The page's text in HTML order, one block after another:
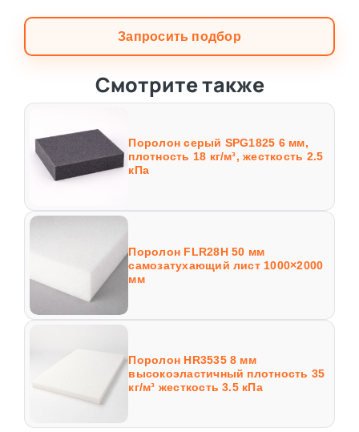
Запросить подбор
Смотрите также
Поролон серый SPG1825 6 мм,
плотность 18 кг/м³, жесткость 2.5
кПа
Поролон FLR28H 50 мм
самозатухающий лист 1000×2000
мм
Поролон HR3535 8 мм
высокоэластичный плотность 35
кг/м³ жесткость 3.5 кПа